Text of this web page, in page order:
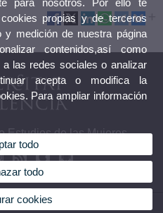
Estudios de las Mujeres
Valencia. Tel.: 96 3983795
propias y de terceros
y medición de nuestra página
contenidos,así como
a las redes sociales o analizar
acepta o modifica la
Para ampliar información
todo
todo
cookies